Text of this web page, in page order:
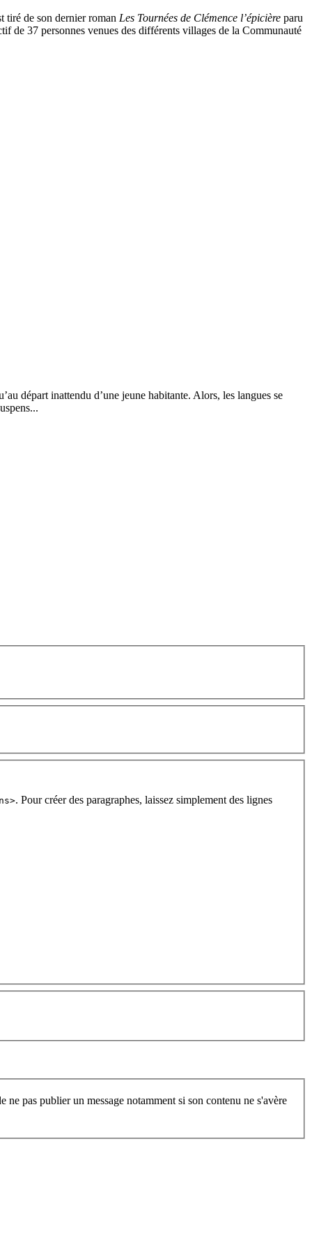
tiré de son dernier roman Les Tournées de Clémence l’épicière paru
de 37 personnes venues des différents villages de la Communauté
départ inattendu d’une jeune habitante. Alors, les langues se
. Pour créer des paragraphes, laissez simplement des lignes
pas publier un message notamment si son contenu ne s'avère